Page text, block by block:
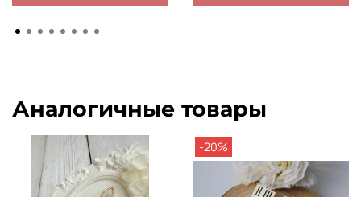
Аналогичные товары
-20%